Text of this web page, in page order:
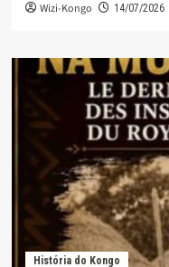
Wizi-Kongo 14/07/2026
História do Kongo